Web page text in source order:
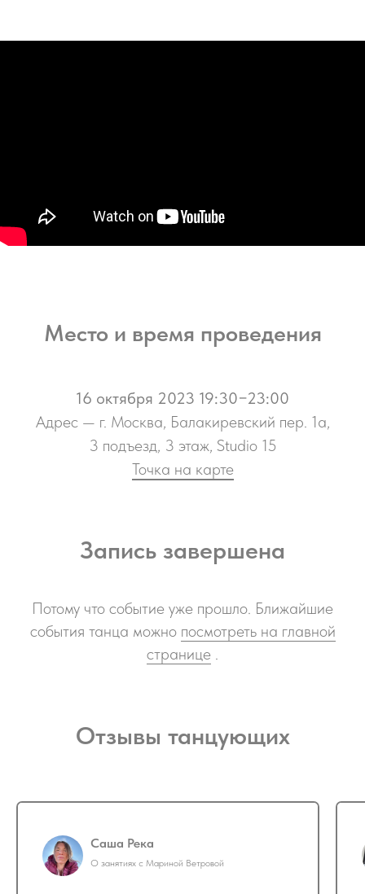
Место и время проведения
16 октября 2023 19:30−23:00
Адрес — г. Москва, Балакиревский пер. 1а,
3 подъезд, 3 этаж, Studio 15
Точка на карте
Запись завершена
Потому что событие уже прошло. Ближайшие
события танца можно посмотреть на главной
странице .
Отзывы танцующих
Саша Река
О занятиях с Мариной Ветровой